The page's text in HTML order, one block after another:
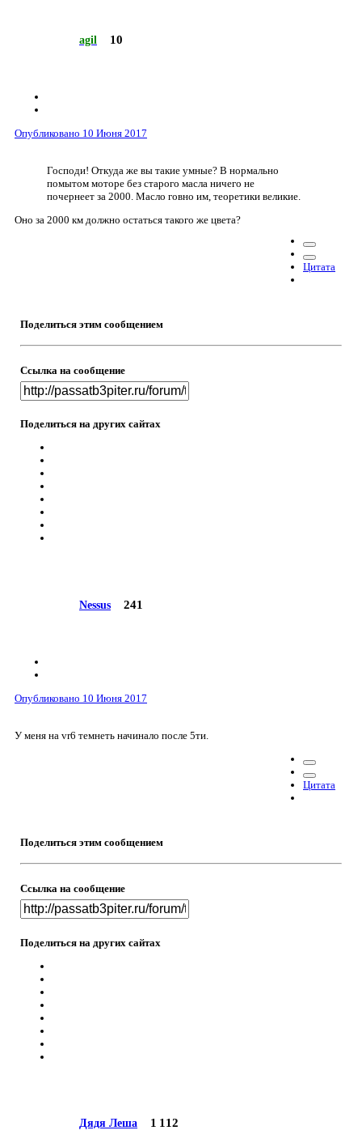
agil 10
Опубликовано 10 Июня 2017
Господи! Откуда же вы такие умные? В нормально
помытом моторе без старого масла ничего не
почернеет за 2000. Масло говно им, теоретики великие.
Оно за 2000 км должно остаться такого же цвета?
Цитата
Поделиться этим сообщением
Ссылка на сообщение
Поделиться на других сайтах
Nessus 241
Опубликовано 10 Июня 2017
У меня на vr6 темнеть начинало после 5ти.
Цитата
Поделиться этим сообщением
Ссылка на сообщение
Поделиться на других сайтах
Дядя Леша 1 112